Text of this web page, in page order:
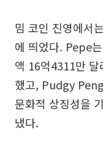
밈 코인 진영에서
에 띄었다. Pepe
액 16억4311만
했고, Pudgy
문화적 상징성을
냈다.